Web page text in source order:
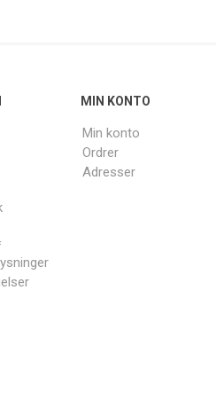
MIN KONTO
Min konto
Ordrer
Adresser